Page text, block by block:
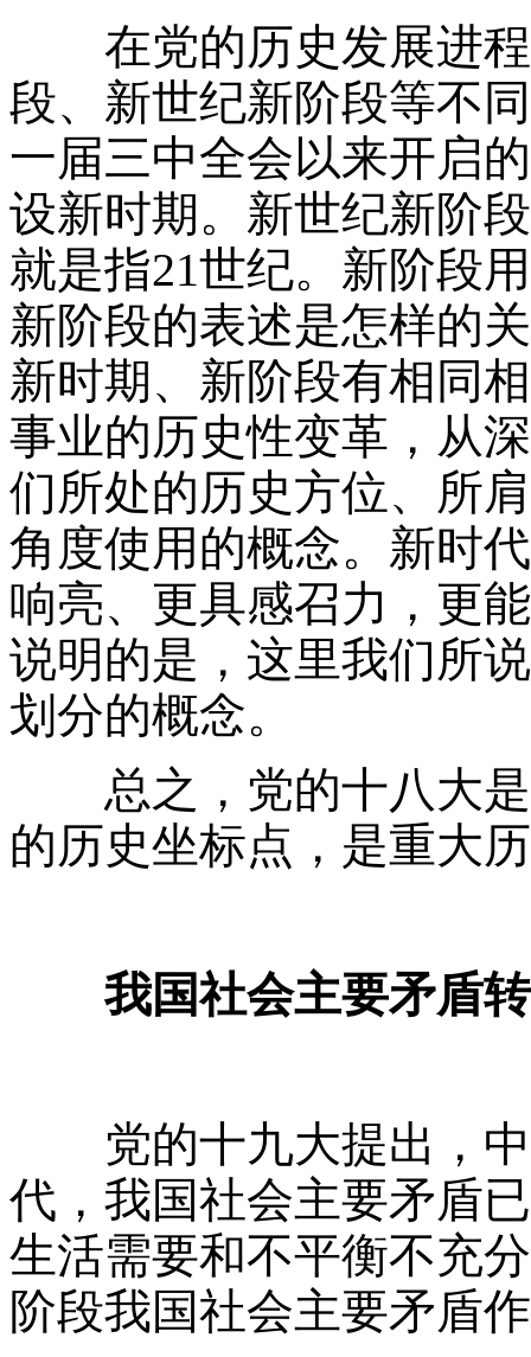
在党的历史发展进程
段、新世纪新阶段等不
一届三中全会以来开启
设新时期。新世纪新阶
就是指21世纪。新阶段
新阶段的表述是怎样的
新时期、新阶段有相同
事业的历史性变革，从
们所处的历史方位、所
角度使用的概念。新时
响亮、更具感召力，更
说明的是，这里我们所
划分的概念。
总之，党的十八大是
的历史坐标点，是重大
我国社会主要矛盾转
党的十九大提出，中
代，我国社会主要矛盾
生活需要和不平衡不充
阶段我国社会主要矛盾